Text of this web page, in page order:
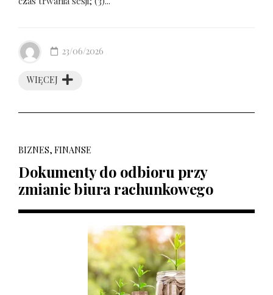
WIĘCEJ
23/06/2026
BIZNES, FINANSE
Dokumenty do odbioru przy
zmianie biura rachunkowego